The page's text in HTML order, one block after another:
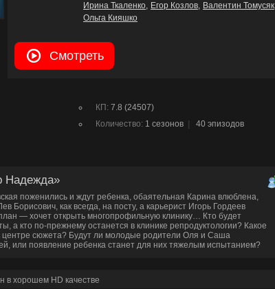
Ирина Ткаленко
Егор Козлов
Валентин Томусяк
Ольга Кияшко
Смотреть
КП: 7.8 (24507)
Количество: 1 сезонов |40 эпизодов
Надежда»
поженились и ждут ребенка, обаятельная Карина влюблена,
Борисович, как всегда, на посту, а карьерист Игорь Гордеев
— хочет открыть многопрофильную клинику… Кто будет
а кто по-прежнему останется в клинике репродуктологии? Какое
центре сюжета? Будут ли молодые родители Оля и Саша
или появление ребенка станет для них тяжелым испытанием?
в хорошем HD качестве